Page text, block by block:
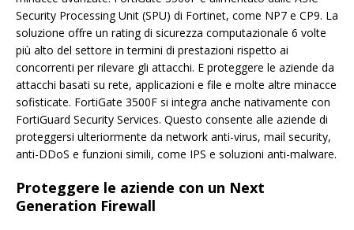
Security Processing Unit (SPU) di Fortinet, come NP7 e CP9. La
soluzione offre un rating di sicurezza computazionale 6 volte
più alto del settore in termini di prestazioni rispetto ai
concorrenti per rilevare gli attacchi. E proteggere le aziende da
attacchi basati su rete, applicazioni e file e molte altre minacce
sofisticate. FortiGate 3500F si integra anche nativamente con
FortiGuard Security Services. Questo consente alle aziende di
proteggersi ulteriormente da network anti-virus, mail security,
anti-DDoS e funzioni simili, come IPS e soluzioni anti-malware.
Proteggere le aziende con un Next
Generation Firewall